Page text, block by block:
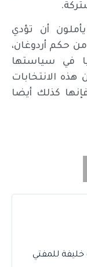
أن تؤدي
من حكم أردوغان،
في سياستها
هذه الانتخابات
كذلك أيضا
للمفتي